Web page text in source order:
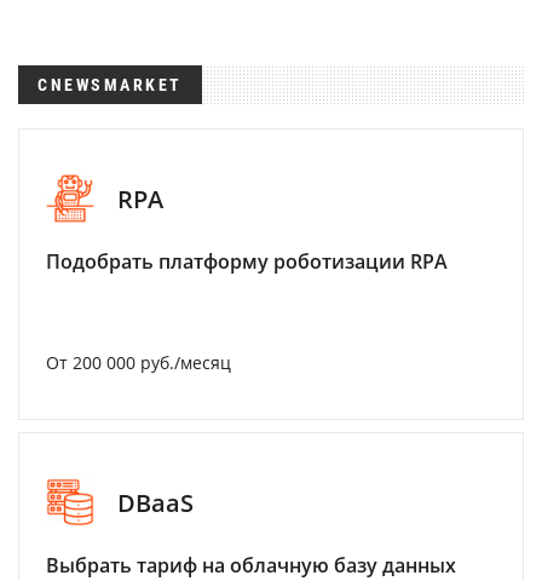
CNEWSMARKET
RPA
Подобрать платформу роботизации RPA
От 200 000 руб./месяц
DBaaS
Выбрать тариф на облачную базу данных